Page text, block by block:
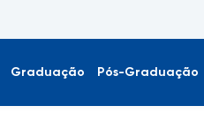
Graduação Pós-Graduação